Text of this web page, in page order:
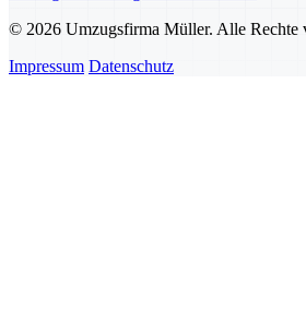
© 2026 Umzugsfirma Müller. Alle Rechte
Impressum Datenschutz